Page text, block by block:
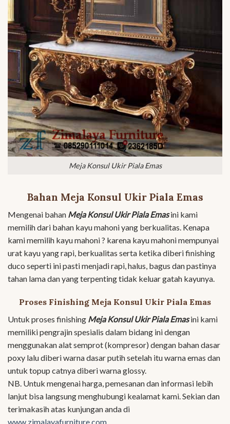
Meja Konsul Ukir Piala Emas
Bahan Meja Konsul Ukir Piala Emas
Mengenai bahan Meja Konsul Ukir Piala Emasini kami
memilih dari bahan kayu mahoni yang berkualitas. Kenapa
kami memilih kayu mahoni ? karena kayu mahoni mempunyai
urat kayu yang rapi, berkualitas serta ketika diberi finishing
duco seperti ini pasti menjadi rapi, halus, bagus dan pastinya
tahan lama dan yang terpenting tidak keluar gatah kayunya.
Proses Finishing Meja Konsul Ukir Piala Emas
Untuk proses finishing Meja Konsul Ukir Piala Emasini kami
memiliki pengrajin spesialis dalam bidang ini dengan
menggunakan alat semprot (kompresor) dengan bahan dasar
poxy lalu diberi warna dasar putih setelah itu warna emas dan
untuk topup catnya diberi warna glossy.
NB. Untuk mengenai harga, pemesanan dan informasi lebih
lanjut bisa langsung menghubungi kealamat kami. Sekian dan
terimakasih atas kunjungan anda di
www.zimalayafurniture.com